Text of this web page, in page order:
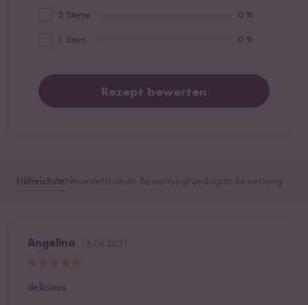
2 Sterne 0 %
1 Stern 0 %
Rezept bewerten
Hilfreichste
Angelina
delicious